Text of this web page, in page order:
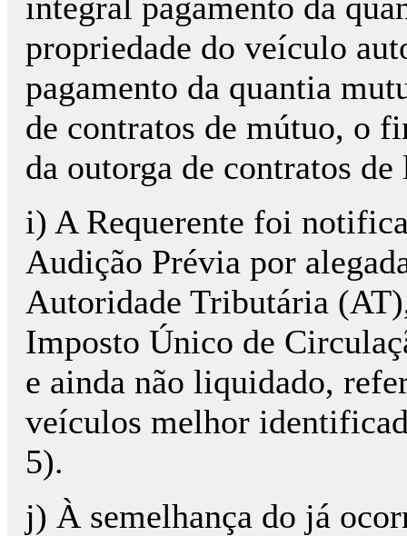
propriedade do veículo
pagamento da quantia
de contratos de mútuo, o
da outorga de contratos
i) A Requerente foi
Audição Prévia por
Autoridade Tributária
Imposto Único de
e ainda não liquidado,
veículos melhor
5).
j) À semelhança do já